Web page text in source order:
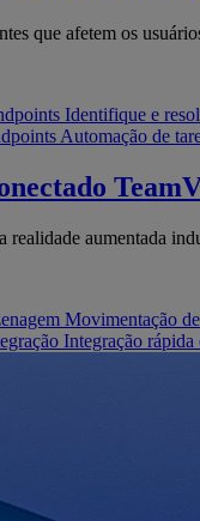
que afetem os
Identifique e
Automação de
realidade aumentada
Movimentação
Integração rápida